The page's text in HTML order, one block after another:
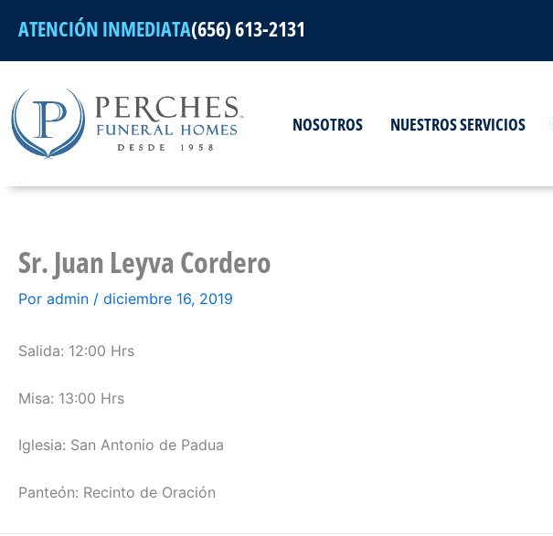
contenido
ATENCIÓN INMEDIATA(656) 613-2131
NOSOTROS NUESTROS SERVICIOS
Sr. Juan Leyva Cordero
Por admin / diciembre 16, 2019
Salida: 12:00 Hrs
Misa: 13:00 Hrs
Iglesia: San Antonio de Padua
Panteón: Recinto de Oración